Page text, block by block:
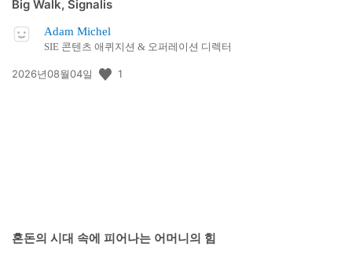
Big Walk, Signalis
Adam Michel
SIE 콘텐츠 애퀴지션 & 오퍼레이션 디렉터
공
2026년08월04일 1
혼돈의 시대 속에 피어나는 어머니의 힘